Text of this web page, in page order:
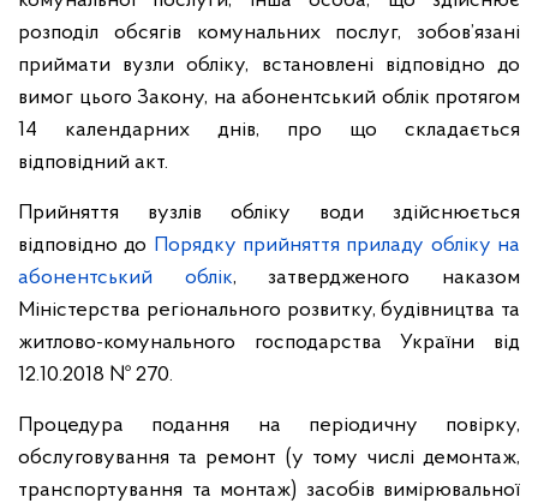
розподіл обсягів комунальних послуг, зобов’язані
приймати вузли обліку, встановлені відповідно до
вимог цього Закону, на абонентський облік протягом
14 календарних днів, про що складається
відповідний акт.
Прийняття вузлів обліку води здійснюється
відповідно до Порядку прийняття приладу обліку на
абонентський облік, затвердженого наказом
Міністерства регіонального розвитку, будівництва та
житлово-комунального господарства України від
12.10.2018 № 270.
Процедура подання на періодичну повірку,
обслуговування та ремонт (у тому числі демонтаж,
транспортування та монтаж) засобів вимірювальної